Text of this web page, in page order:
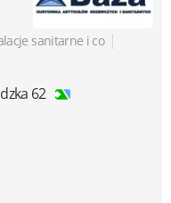
sanitarne i co |
62